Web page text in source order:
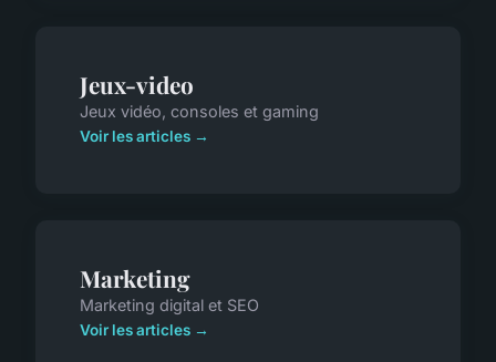
Jeux-video
Jeux vidéo, consoles et gaming
Voir les articles →
Marketing
Marketing digital et SEO
Voir les articles →